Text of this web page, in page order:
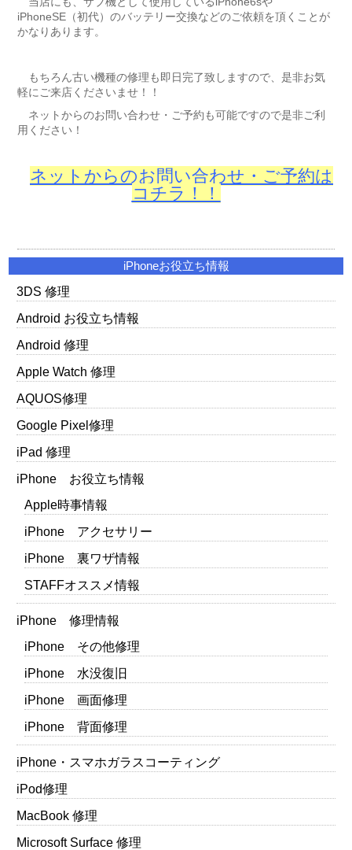
iPhoneSE（初代）のバッテリー交換などのご依頼を頂くことが
かなりあります。
もちろん古い機種の修理も即日完了致しますので、是非お気
軽にご来店くださいませ！！
ネットからのお問い合わせ・ご予約も可能ですので是非ご利
用ください！
ネットからのお問い合わせ・ご予約は
コチラ！！
iPhoneお役立ち情報
3DS 修理
Android お役立ち情報
Android 修理
Apple Watch 修理
AQUOS修理
Google Pixel修理
iPad 修理
iPhone お役立ち情報
Apple時事情報
iPhone アクセサリー
iPhone 裏ワザ情報
STAFFオススメ情報
iPhone 修理情報
iPhone その他修理
iPhone 水没復旧
iPhone 画面修理
iPhone 背面修理
iPhone・スマホガラスコーティング
iPod修理
MacBook 修理
Microsoft Surface 修理